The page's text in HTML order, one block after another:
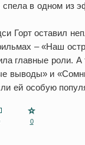
спела в одном из
Горт оставил
– «Наш
главные роли. А
выводы» и
ей особую
0